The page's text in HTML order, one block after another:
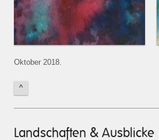
Oktober 2018.
^
Landschaften & Ausblicke